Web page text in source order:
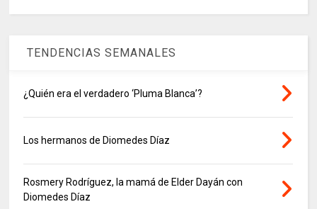
TENDENCIAS SEMANALES
¿Quién era el verdadero ‘Pluma Blanca’?
Los hermanos de Diomedes Díaz
Rosmery Rodríguez, la mamá de Elder Dayán con
Diomedes Díaz